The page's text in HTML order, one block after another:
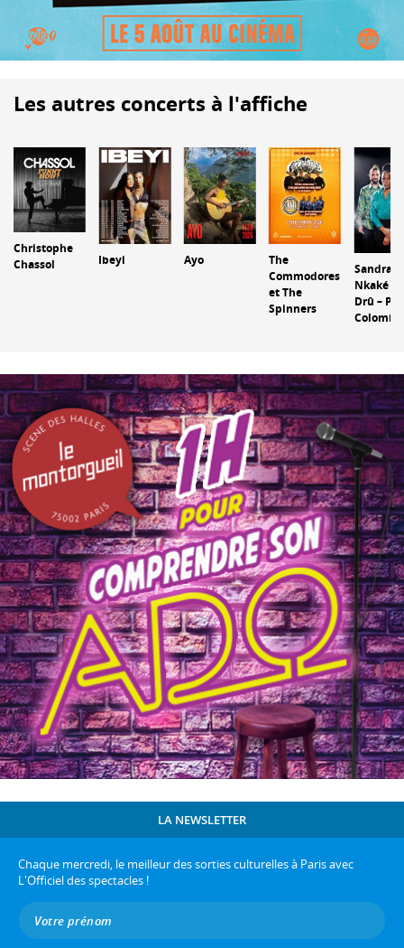
Les autres concerts à l'affiche
Christophe
Chassol
Ibeyi Ayo
The
Commodores
et The
Spinners
Sandra
Nkaké –
Drû –
Colomb
LA NEWSLETTER
Chaque mercredi, le meilleur des sorties culturelles à Paris avec
L'Officiel des spectacles !